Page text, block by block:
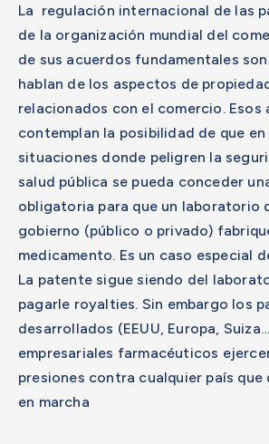
La regulación internacional de las
de la organización mundial del
de sus acuerdos fundamentales son
hablan de los aspectos de
relacionados con el comercio. Esos
contemplan la posibilidad de que
situaciones donde peligren la
salud pública se pueda conceder
obligatoria para que un laboratorio
gobierno (público o privado)
medicamento. Es un caso especial
La patente sigue siendo del
pagarle royalties. Sin embargo los
desarrollados (EEUU, Europa,
empresariales farmacéuticos
presiones contra cualquier país que
en marcha